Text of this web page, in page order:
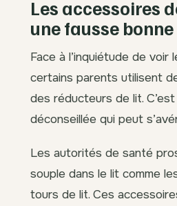
Les accessoires
une fausse
Face à l’inquiétude de voir
certains parents utilisent
des réducteurs de lit.
déconseillée qui peut
Les autorités de santé
souple dans le lit comme
tours de lit. Ces